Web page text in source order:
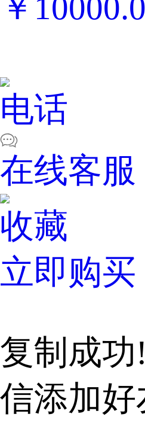
￥
电话
在线客服
收藏
立即购买
复制成
信添加好